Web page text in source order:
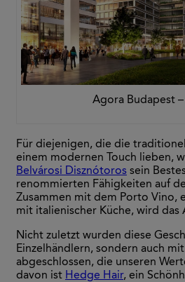
Agora Budapest
Für diejenigen, die die
einem modernen Touch lieben,
Belvárosi Disznótoros sein
renommierten Fähigkeiten auf
Zusammen mit dem Porto Vino,
mit italienischer Küche, wird
Nicht zuletzt wurden diese
Einzelhändlern, sondern auch
abgeschlossen, die unseren
davon ist Hedge Hair, ein